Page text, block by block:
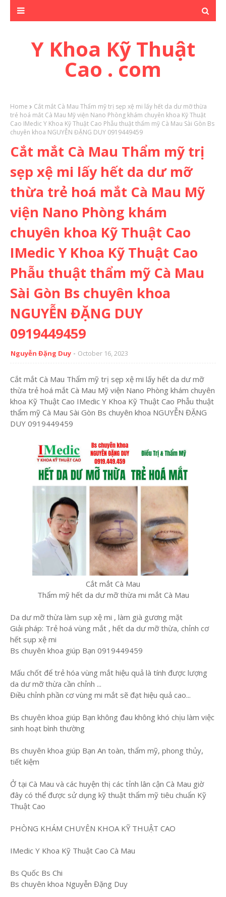
Y Khoa Kỹ Thuật
Cao . com
Home
Cắt mắt Cà Mau Thẩm mỹ trị sẹp xệ mi lấy hết da dư mỡ thừa
trẻ hoá mắt Cà Mau Mỹ viện Nano Phòng khám chuyên khoa Kỹ Thuật
Cao IMedic Y Khoa Kỹ Thuật Cao Phẫu thuật thẩm mỹ Cà Mau Sài Gòn Bs
chuyên khoa NGUYỄN ĐẶNG DUY 0919449459
Cắt mắt Cà Mau Thẩm mỹ trị
sẹp xệ mi lấy hết da dư mỡ
thừa trẻ hoá mắt Cà Mau Mỹ
viện Nano Phòng khám
chuyên khoa Kỹ Thuật Cao
IMedic Y Khoa Kỹ Thuật Cao
Phẫu thuật thẩm mỹ Cà Mau
Sài Gòn Bs chuyên khoa
NGUYỄN ĐẶNG DUY
0919449459
Nguyễn Đặng Duy October 16, 2023
Cắt mắt Cà Mau Thẩm mỹ trị sẹp xệ mi lấy hết da dư mỡ
thừa trẻ hoá mắt Cà Mau Mỹ viện Nano Phòng khám chuyên
khoa Kỹ Thuật Cao IMedic Y Khoa Kỹ Thuật Cao Phẫu thuật
thẩm mỹ Cà Mau Sài Gòn Bs chuyên khoa NGUYỄN ĐẶNG
DUY 0919449459
Cắt mắt Cà Mau
Thẩm mỹ hết da dư mỡ thừa mi mắt Cà Mau
Da dư mỡ thừa làm sụp xệ mi , làm già gương mặt
Giải pháp: Trẻ hoá vùng mắt , hết da dư mỡ thừa, chỉnh cơ
hết sụp xệ mi
Bs chuyên khoa giúp Bạn 0919449459
Mấu chốt để trẻ hóa vùng mắt hiệu quả là tính được lượng
da dư mỡ thừa cần chỉnh ...
Điều chỉnh phần cơ vùng mi mắt sẽ đạt hiệu quả cao...
Bs chuyên khoa giúp Bạn không đau không khó chịu làm việc
sinh hoạt bình thường
Bs chuyên khoa giúp Bạn An toàn, thẩm mỹ, phong thủy,
tiết kiệm
Ở tại Cà Mau và các huyện thị các tỉnh lân cận Cà Mau giờ
đây có thể được sử dụng kỹ thuật thẩm mỹ tiêu chuẩn Kỹ
Thuật Cao
PHÒNG KHÁM CHUYÊN KHOA KỸ THUẬT CAO
IMedic Y Khoa Kỹ Thuật Cao Cà Mau
Bs Quốc Bs Chi
Bs chuyên khoa Nguyễn Đặng Duy